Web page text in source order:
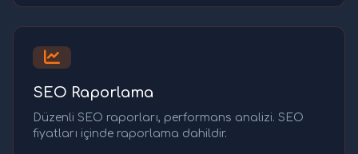
SEO Raporlama
Düzenli SEO raporları, performans analizi. SEO
fiyatları içinde raporlama dahildir.